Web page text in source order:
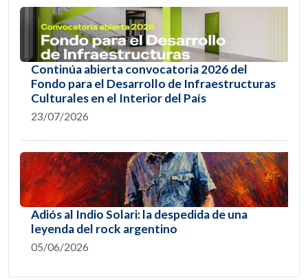
Continúa abierta convocatoria 2026 del
Fondo para el Desarrollo de Infraestructuras
Culturales en el Interior del País
23/07/2026
Adiós al Indio Solari: la despedida de una
leyenda del rock argentino
05/06/2026